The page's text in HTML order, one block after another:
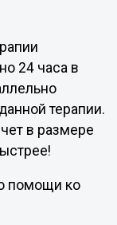
24 часа в
терапии.
в размере
помощи ко